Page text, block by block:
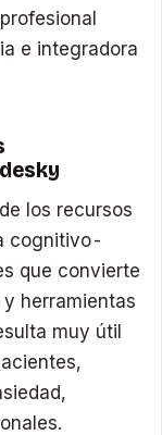
e integradora
los recursos
cognitivo-
que convierte
herramientas
muy útil